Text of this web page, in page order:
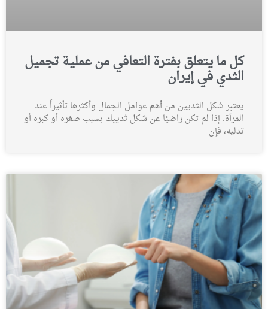
كل ما يتعلق بفترة التعافي من عملية تجميل
الثدي في إيران
يعتبر شكل الثديين من أهم عوامل الجمال وأكثرها تأثيراً عند
المرأة. إذا لم تكن راضيًا عن شكل ثدييك بسبب صغره أو كبره أو
تدليه، فإن